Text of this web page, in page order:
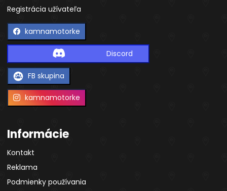
Registrácia užívateľa
kamnamotorke
Discord
FB skupina
kamnamotorke
Informácie
Kontakt
Reklama
Podmienky používania